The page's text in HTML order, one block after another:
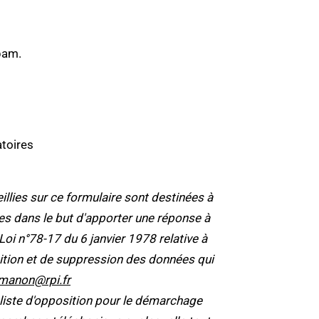
sur ce formulaire sont destinées à
dans le but d'apporter une réponse à
n°78-17 du 6 janvier 1978 relative à
et de suppression des données qui
d'opposition pour le démarchage